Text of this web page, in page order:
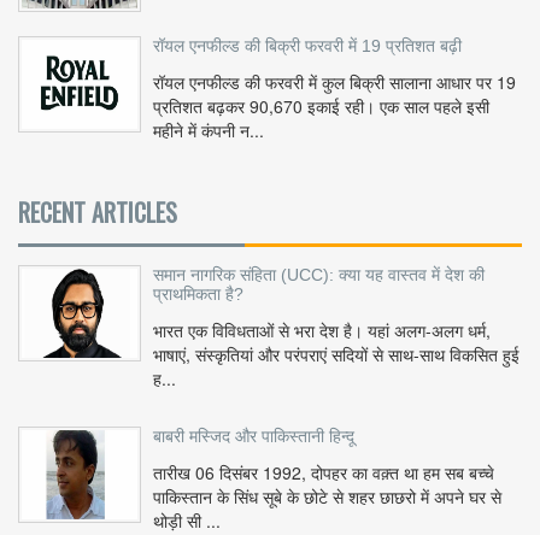
रॉयल एनफील्ड की बिक्री फरवरी में 19 प्रतिशत बढ़ी
रॉयल एनफील्ड की फरवरी में कुल बिक्री सालाना आधार पर 19
प्रतिशत बढ़कर 90,670 इकाई रही। एक साल पहले इसी
महीने में कंपनी न...
RECENT ARTICLES
समान नागरिक संहिता (UCC): क्या यह वास्तव में देश की
प्राथमिकता है?
भारत एक विविधताओं से भरा देश है। यहां अलग-अलग धर्म,
भाषाएं, संस्कृतियां और परंपराएं सदियों से साथ-साथ विकसित हुई
ह...
बाबरी मस्जिद और पाकिस्तानी हिन्दू
तारीख 06 दिसंबर 1992, दोपहर का वक़्त था हम सब बच्चे
पाकिस्तान के सिंध सूबे के छोटे से शहर छाछरो में अपने घर से
थोड़ी सी ...